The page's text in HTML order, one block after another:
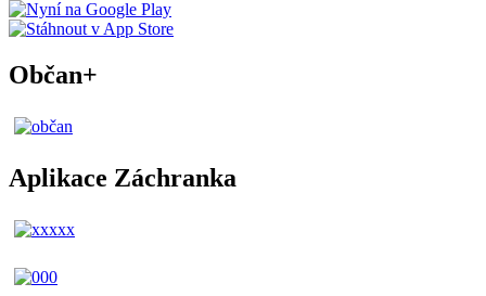
Občan+
Aplikace Záchranka